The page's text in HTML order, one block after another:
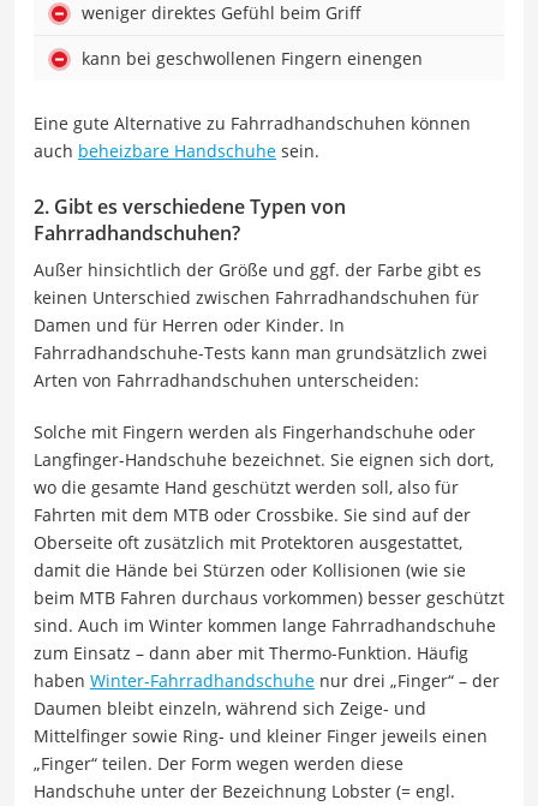
weniger direktes Gefühl beim Griff
kann bei geschwollenen Fingern einengen
Eine gute Alternative zu Fahrradhandschuhen können
auch beheizbare Handschuhe sein.
2. Gibt es verschiedene Typen von
Fahrradhandschuhen?
Außer hinsichtlich der Größe und ggf. der Farbe gibt es
keinen Unterschied zwischen Fahrradhandschuhen für
Damen und für Herren oder Kinder. In
Fahrradhandschuhe-Tests kann man grundsätzlich zwei
Arten von Fahrradhandschuhen unterscheiden:
Solche mit Fingern werden als Fingerhandschuhe oder
Langfinger-Handschuhe bezeichnet. Sie eignen sich dort,
wo die gesamte Hand geschützt werden soll, also für
Fahrten mit dem MTB oder Crossbike. Sie sind auf der
Oberseite oft zusätzlich mit Protektoren ausgestattet,
damit die Hände bei Stürzen oder Kollisionen (wie sie
beim MTB Fahren durchaus vorkommen) besser geschützt
sind. Auch im Winter kommen lange Fahrradhandschuhe
zum Einsatz – dann aber mit Thermo-Funktion. Häufig
haben Winter-Fahrradhandschuhe nur drei „Finger“ – der
Daumen bleibt einzeln, während sich Zeige- und
Mittelfinger sowie Ring- und kleiner Finger jeweils einen
„Finger“ teilen. Der Form wegen werden diese
Handschuhe unter der Bezeichnung Lobster (= engl.